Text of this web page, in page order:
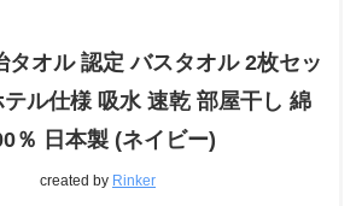
タオル 認定 バスタオル 2枚セッ
テル仕様 吸水 速乾 部屋干し 綿
％ 日本製 (ネイビー)
created by Rinker